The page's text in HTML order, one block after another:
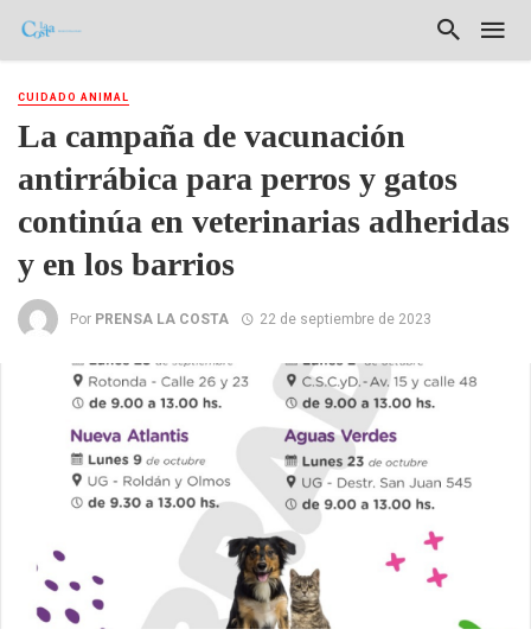
CUIDADO ANIMAL
La campaña de vacunación
antirrábica para perros y gatos
continúa en veterinarias adheridas
y en los barrios
Por PRENSA LA COSTA 22 de septiembre de 2023